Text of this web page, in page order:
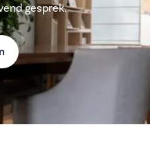
gesprek.